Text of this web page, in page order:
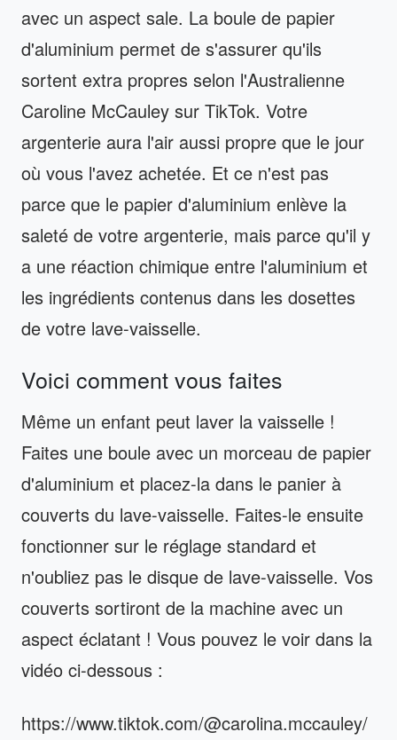
avec un aspect sale. La boule de papier
d'aluminium permet de s'assurer qu'ils
sortent extra propres selon l'Australienne
Caroline McCauley sur TikTok. Votre
argenterie aura l'air aussi propre que le jour
où vous l'avez achetée. Et ce n'est pas
parce que le papier d'aluminium enlève la
saleté de votre argenterie, mais parce qu'il y
a une réaction chimique entre l'aluminium et
les ingrédients contenus dans les dosettes
de votre lave-vaisselle.
Voici comment vous faites
Même un enfant peut laver la vaisselle !
Faites une boule avec un morceau de papier
d'aluminium et placez-la dans le panier à
couverts du lave-vaisselle. Faites-le ensuite
fonctionner sur le réglage standard et
n'oubliez pas le disque de lave-vaisselle. Vos
couverts sortiront de la machine avec un
aspect éclatant ! Vous pouvez le voir dans la
vidéo ci-dessous :
https://www.tiktok.com/@carolina.mccauley/